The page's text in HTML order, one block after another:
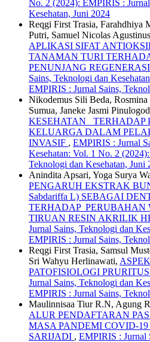
No. 2 (2024): EMPIRIS :
Kesehatan, Juni 2024
Reqgi First Trasia, Farahdhiya
Putri, Samuel Nicolas
APLIKASI SIFAT
TANAMAN TURI
PENUNJANG
Sains, Teknologi dan
EMPIRIS : Jurnal Sains,
Nikodemus Sili Beda,
Sumua, Janeke Jasmi
KESEHATAN TERHADAP
KELUARGA DALAM
INVASIF , EMPIRIS : Jurnal
Kesehatan: Vol. 1 No. 2
Teknologi dan Kesehatan, Juni
Anindita Apsari, Yoga Surya
PENGARUH EKSTRAK
Sabdariffa L) SEBAGAI
TERHADAP PERUBAHAN
TIRUAN RESIN AKRILIK
Jurnal Sains, Teknologi dan
EMPIRIS : Jurnal Sains,
Reqgi First Trasia, Samsul
Sri Wahyu Herlinawati,
PATOFISIOLOGI
Jurnal Sains, Teknologi dan
EMPIRIS : Jurnal Sains,
Maulinnisaa Tiur R.N, Agung
ALUR PENDAFTARAN
MASA PANDEMI COVID-
SARIJADI , EMPIRIS : Jurnal